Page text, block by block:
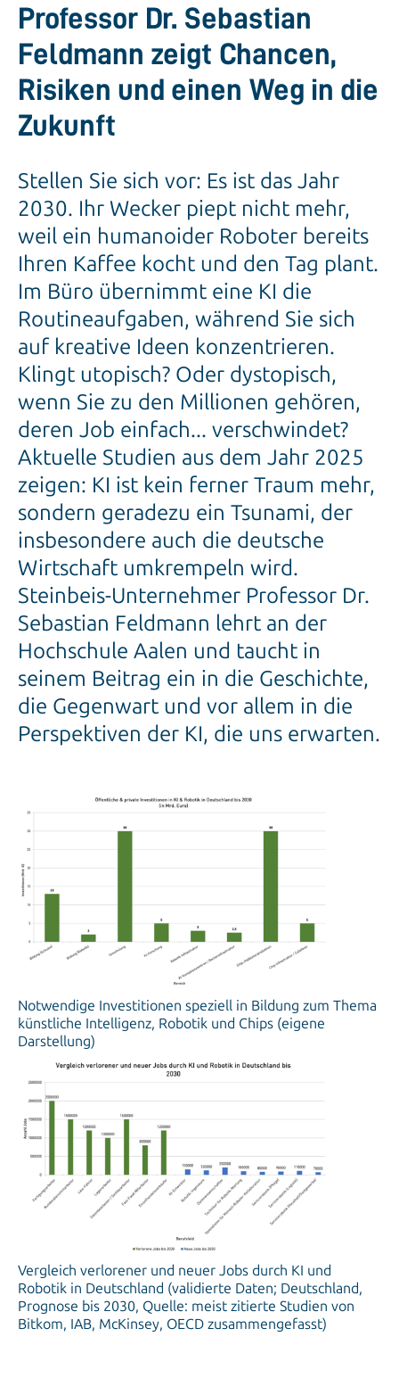
Professor Dr. Sebastian
Feldmann zeigt Chancen,
Risiken und einen Weg in die
Zukunft
Stellen Sie sich vor: Es ist das Jahr
2030. Ihr Wecker piept nicht mehr,
weil ein humanoider Roboter bereits
Ihren Kaffee kocht und den Tag plant.
Im Büro übernimmt eine KI die
Routineaufgaben, während Sie sich
auf kreative Ideen konzentrieren.
Klingt utopisch? Oder dystopisch,
wenn Sie zu den Millionen gehören,
deren Job einfach... verschwindet?
Aktuelle Studien aus dem Jahr 2025
zeigen: KI ist kein ferner Traum mehr,
sondern geradezu ein Tsunami, der
insbesondere auch die deutsche
Wirtschaft umkrempeln wird.
Steinbeis-Unternehmer Professor Dr.
Sebastian Feldmann lehrt an der
Hochschule Aalen und taucht in
seinem Beitrag ein in die Geschichte,
die Gegenwart und vor allem in die
Perspektiven der KI, die uns erwarten.
Vergleich verlorener und neuer Jobs durch KI und
Robotik in Deutschland (validierte Daten; Deutschland,
Prognose bis 2030, Quelle: meist zitierte Studien von
Bitkom, IAB, McKinsey, OECD zusammengefasst)
Notwendige Investitionen speziell in Bildung zum Thema
künstliche Intelligenz, Robotik und Chips (eigene
Darstellung)